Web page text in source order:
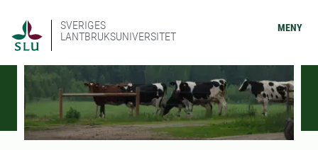
SVERIGES
LANTBRUKSUNIVERSITET
MENY